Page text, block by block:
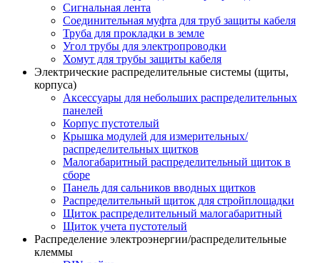
Сигнальная лента
Соединительная муфта для труб защиты кабеля
Труба для прокладки в земле
Угол трубы для электропроводки
Хомут для трубы защиты кабеля
Электрические распределительные системы (щиты,
корпуса)
Аксессуары для небольших распределительных
панелей
Корпус пустотелый
Крышка модулей для измерительных/
распределительных щитков
Малогабаритный распределительный щиток в
сборе
Панель для сальников вводных щитков
Распределительный щиток для стройплощадки
Щиток распределительный малогабаритный
Щиток учета пустотелый
Распределение электроэнергии/распределительные
клеммы